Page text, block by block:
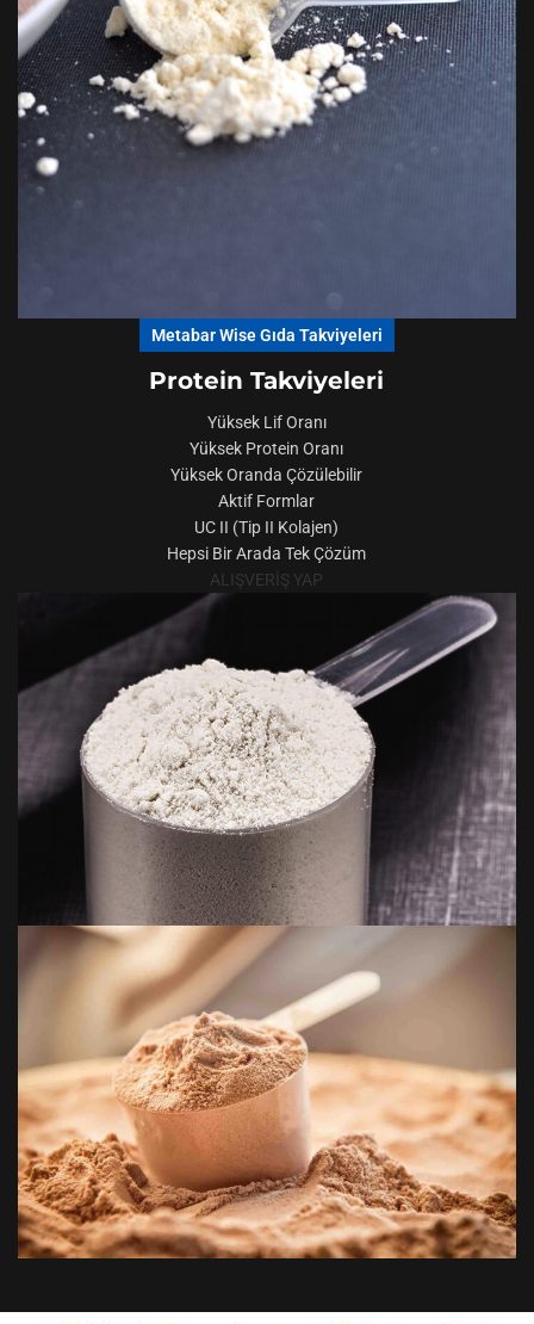
Metabar Wise Gıda Takviyeleri
Protein Takviyeleri
Yüksek Lif Oranı
Yüksek Protein Oranı
Yüksek Oranda Çözülebilir
Aktif Formlar
UC II (Tip II Kolajen)
Hepsi Bir Arada Tek Çözüm
ALIŞVERİŞ YAP